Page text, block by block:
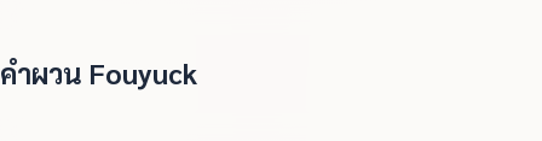
คำผวน Fouyuck